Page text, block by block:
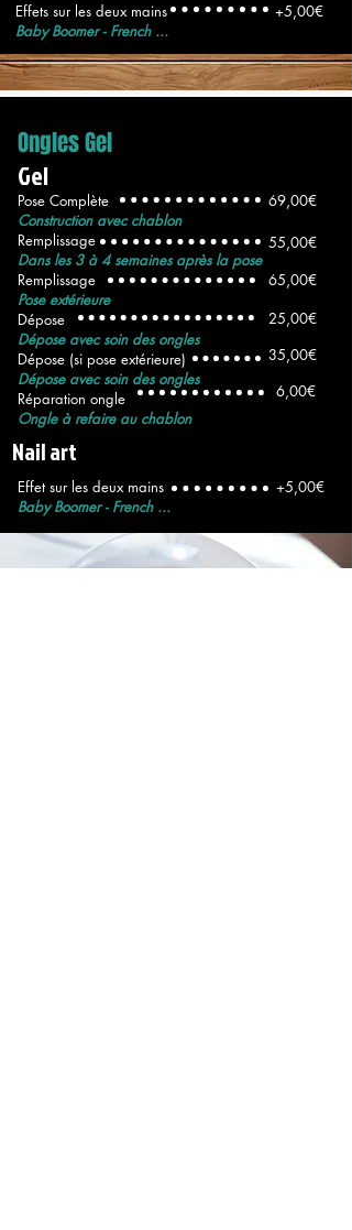
Effets sur les deux mains
Baby Boomer - French ...
+5,00€
Ongles Gel
Gel
Pose Complète
Construction avec chablon
Remplissage
Dans les 3 à 4 semaines après la pose
Remplissage
Pose extérieure
Dépose
Dépose avec soin des ongles
Dépose (si pose extérieure)
Dépose avec soin des ongles
Réparation ongle
Ongle à refaire au chablon
69,00€
55,00€
65,00€
25,00€
35,00€
6,00€
Nail art
Effet sur les deux mains
Baby Boomer - French ...
+5,00€